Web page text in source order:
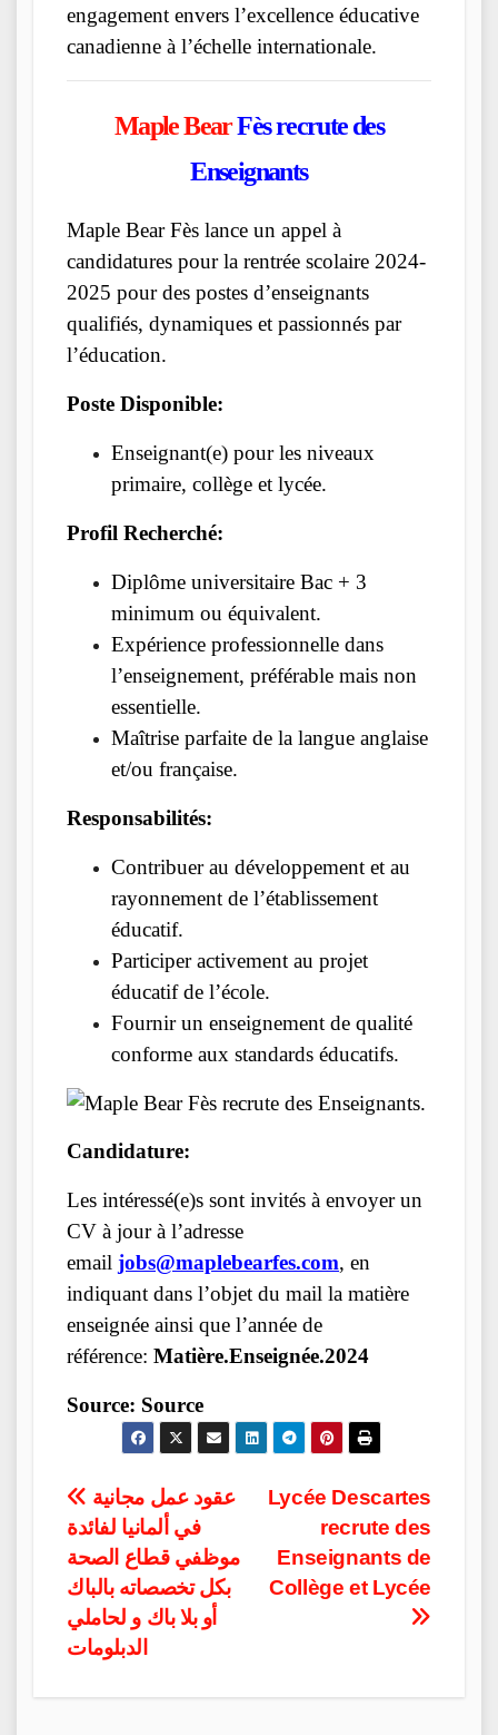
engagement envers l’excellence éducative
canadienne à l’échelle internationale.
Maple BearFès recrute des
Enseignants
Maple Bear Fès lance un appel à
candidatures pour la rentrée scolaire 2024-
2025 pour des postes d’enseignants
qualifiés, dynamiques et passionnés par
l’éducation.
Poste Disponible:
Enseignant(e) pour les niveaux
primaire, collège et lycée.
Profil Recherché:
Diplôme universitaire Bac + 3
minimum ou équivalent.
Expérience professionnelle dans
l’enseignement, préférable mais non
essentielle.
Maîtrise parfaite de la langue anglaise
et/ou française.
Responsabilités:
Contribuer au développement et au
rayonnement de l’établissement
éducatif.
Participer activement au projet
éducatif de l’école.
Fournir un enseignement de qualité
conforme aux standards éducatifs.
Candidature:
Les intéressé(e)s sont invités à envoyer un
CV à jour à l’adresse
email jobs@maplebearfes.com, en
indiquant dans l’objet du mail la matière
enseignée ainsi que l’année de
référence: Matière.Enseignée.2024
Source: Source
Post
navigation
Lycée Descartes
recrute des
Enseignants de
Collège et Lycée
في ألمانيا لفائدة
موظفي قطاع الصحة
بكل تخصصاته بالباك
أو بلا باك و لحاملي
الدبلومات